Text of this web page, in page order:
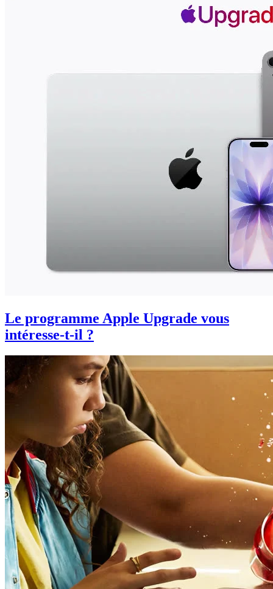
Le programme Apple Upgrade vous
intéresse-t-il ?